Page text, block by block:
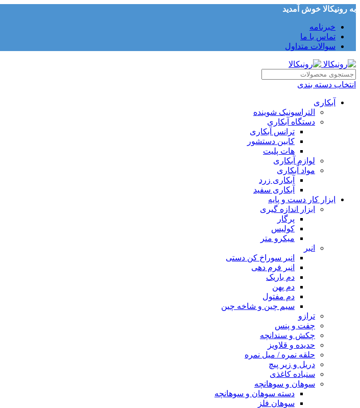
به رونیکالا خوش آمدید
خبرنامه
تماس با ما
سوالات متداول
انتخاب دسته بندی
آبکاری
التراسونیک شوینده
دستگاه آبکاری
ترانس آبکاری
کابین دستشور
هات پلیت
لوازم آبکاری
مواد آبکاری
آبکاری زرد
آبکاری سفید
ابزار کار دست و پایه
ابزار اندازه گیری
پرگار
کولیس
میکرو متر
انبر
انبر سوراخ کن دستی
انبر فرم دهی
دم باریک
دم پهن
دم مفتول
سیم چین و شاخه چین
ترازو
چفت و پنس
چکش و سندانچه
حدیده و قلاویز
حلقه نمره / میل نمره
دریل و زیر پیچ
سنباده کاغذی
سوهان و سوهانچه
دسته سوهان و سوهانچه
سوهان فلز